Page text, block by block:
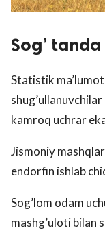
Sog’
Statistik
kamroq uchrar
Jismoniy
endorfin ishlab
Sog’lom odam
mashg’uloti bilan